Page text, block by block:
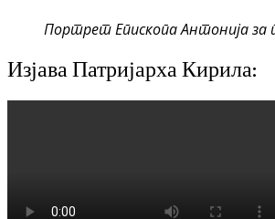
Портрет Епископа Антонија за
Изјава Патријарха Кирила: